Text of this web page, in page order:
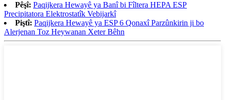
Pêşî: Paqijkera Hewayê ya Banî bi Fîltera HEPA ESP
Precipitatora Elektrostatîk Vebijarkî
Piştî: Paqijkera Hewayê ya ESP 6 Qonaxî Parzûnkirin ji bo
Alerjenan Toz Heywanan Xeter Bêhn